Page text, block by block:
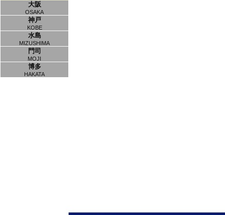
大阪
OSAKA
神戸
KOBE
水島
MIZUSHIMA
門司
MOJI
博多
HAKATA